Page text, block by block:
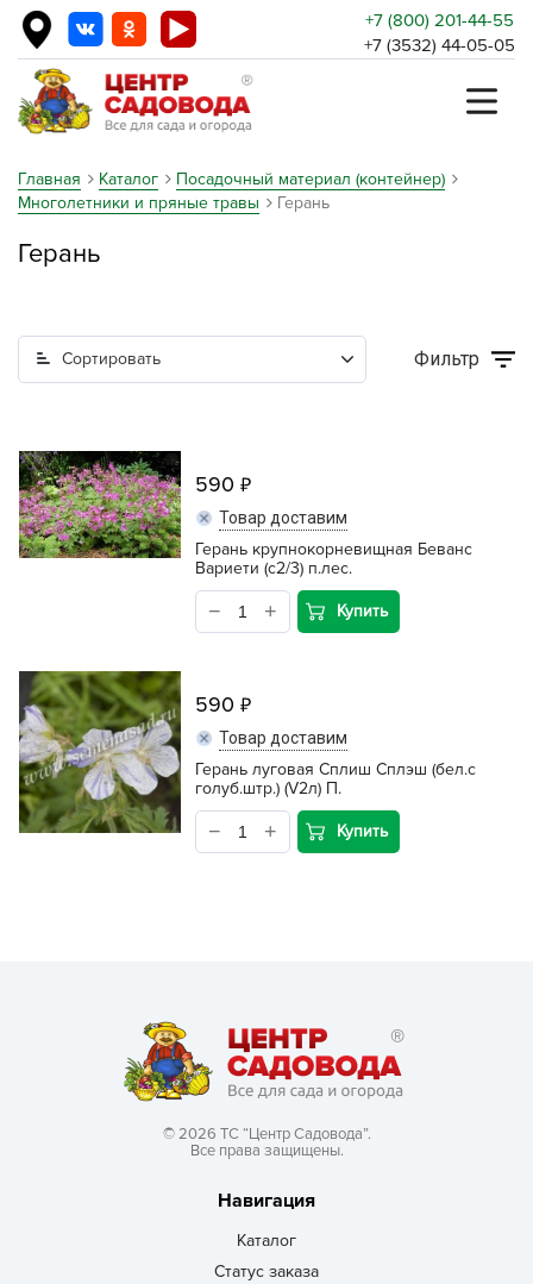
+7 (800) 201-44-55
+7 (3532) 44-05-05
Главная Каталог
Посадочный материал (контейнер)
Многолетники и пряные травы
Герань
Герань
Сортировать Фильтр
590
Товар доставим
Герань крупнокорневищная Беванс
Вариети (с2/3) п.лес.
Купить
590
Товар доставим
Герань луговая Сплиш Сплэш (бел.с
голуб.штр.) (V2л) П.
Купить
© 2026 ТС “Центр Садовода”.
Все права защищены.
Навигация
Каталог
Статус заказа